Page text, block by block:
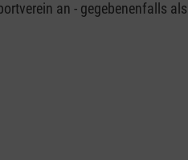
an - gegebenenfalls als